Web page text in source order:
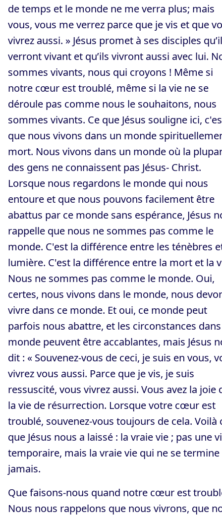
de temps et le monde ne me verra plus; mais
vous, vous me verrez parce que je vis et que
vivrez aussi. » Jésus promet à ses disciples
verront vivant et qu’ils vivront aussi avec lui.
sommes vivants, nous qui croyons ! Même si
notre cœur est troublé, même si la vie ne se
déroule pas comme nous le souhaitons, nous
sommes vivants. Ce que Jésus souligne ici,
que nous vivons dans un monde
mort. Nous vivons dans un monde où la
des gens ne connaissent pas Jésus- Christ.
Lorsque nous regardons le monde qui nous
entoure et que nous pouvons facilement être
abattus par ce monde sans espérance, Jésus
rappelle que nous ne sommes pas comme le
monde. C'est la différence entre les ténèbres
lumière. C'est la différence entre la mort et la
Nous ne sommes pas comme le monde. Oui,
certes, nous vivons dans le monde, nous
vivre dans ce monde. Et oui, ce monde peut
parfois nous abattre, et les circonstances
monde peuvent être accablantes, mais Jésus
dit : « Souvenez-vous de ceci, je suis en vous,
vivrez vous aussi. Parce que je vis, je suis
ressuscité, vous vivrez aussi. Vous avez la joie
la vie de résurrection. Lorsque votre cœur est
troublé, souvenez-vous toujours de cela. Voilà
que Jésus nous a laissé : la vraie vie ; pas une
temporaire, mais la vraie vie qui ne se termine
jamais.
Que faisons-nous quand notre cœur est
Nous nous rappelons que nous vivrons, que